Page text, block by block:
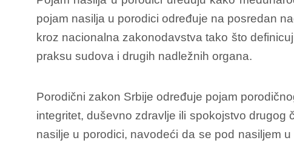
pojam nasilja u porodici određuje na posredan
kroz nacionalna zakonodavstva tako što
praksu sudova i drugih nadležnih organa.
Porodični zakon Srbije određuje pojam
integritet, duševno zdravlje ili spokojstvo
nasilje u porodici, navodeći da se pod nasiljem